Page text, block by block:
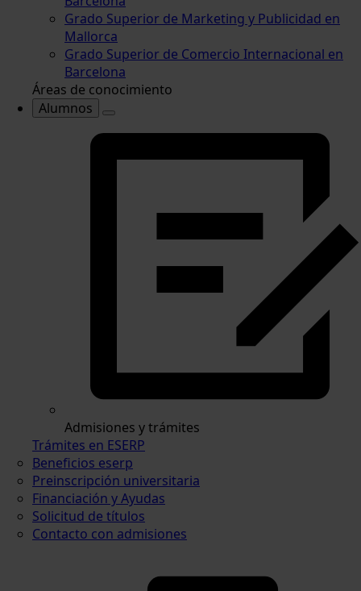
Grado Superior de Marketing y Publicidad en
Mallorca
Grado Superior de Comercio Internacional en
Barcelona
Áreas de conocimiento
Alumnos
Admisiones y trámites
Trámites en ESERP
Beneficios eserp
Preinscripción universitaria
Financiación y Ayudas
Solicitud de títulos
Contacto con admisiones